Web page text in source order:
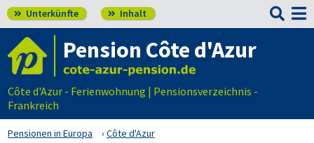
 Unterkünfte  Inhalt 
Pension Côte d'Azur
Côte d'Azur - Ferienwohnung | Pensionsverzeichnis -
Frankreich
Pensionen in Europa
Côte d'Azur